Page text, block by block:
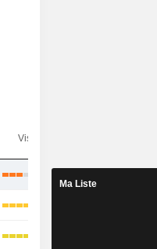
Visibilité
Ma Liste